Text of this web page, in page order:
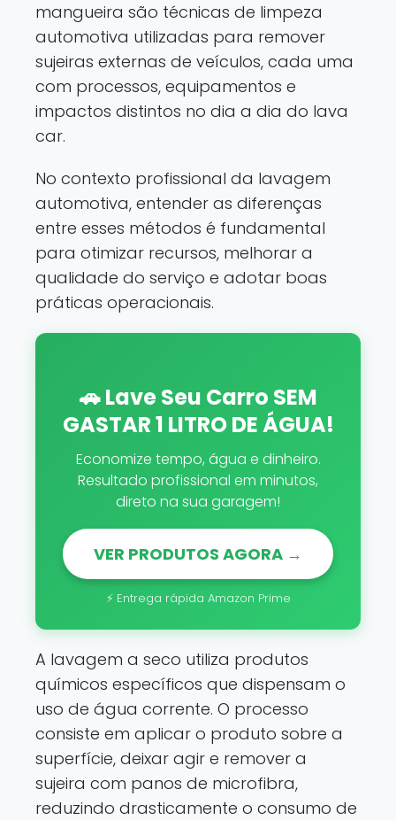
mangueira são técnicas de limpeza
automotiva utilizadas para remover
sujeiras externas de veículos, cada uma
com processos, equipamentos e
impactos distintos no dia a dia do lava
car.
No contexto profissional da lavagem
automotiva, entender as diferenças
entre esses métodos é fundamental
para otimizar recursos, melhorar a
qualidade do serviço e adotar boas
práticas operacionais.
🚗 Lave Seu Carro SEM
GASTAR 1 LITRO DE ÁGUA!
Economize tempo, água e dinheiro.
Resultado profissional em minutos,
direto na sua garagem!
VER PRODUTOS AGORA →
⚡ Entrega rápida Amazon Prime
A lavagem a seco utiliza produtos
químicos específicos que dispensam o
uso de água corrente. O processo
consiste em aplicar o produto sobre a
superfície, deixar agir e remover a
sujeira com panos de microfibra,
reduzindo drasticamente o consumo de